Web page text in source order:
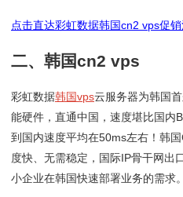
点击直达彩虹数据韩国cn2 vps促
二、韩国cn2 vps
彩虹数据韩国vps云服务器为韩国
能硬件，直通中国，速度堪比国内
到国内速度平均在50ms左右！韩
度快、无需稳定，国际IP骨干网出
小企业在韩国快速部署业务的需求。